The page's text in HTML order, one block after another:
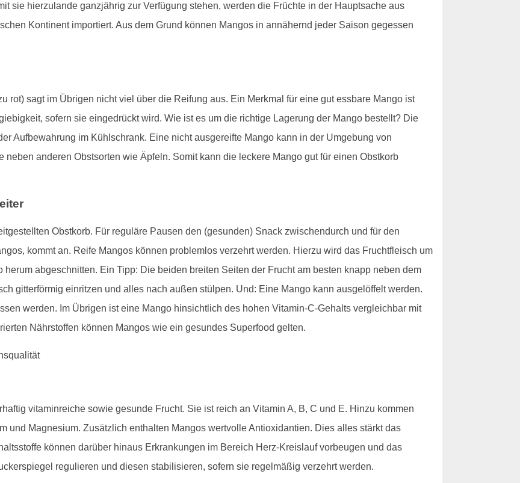
sie hierzulande ganzjährig zur Verfügung stehen, werden die Früchte in der Hauptsache aus
Kontinent importiert. Aus dem Grund können Mangos in annähernd jeder Saison gegessen
rot) sagt im Übrigen nicht viel über die Reifung aus. Ein Merkmal für eine gut essbare Mango ist
sofern sie eingedrückt wird. Wie ist es um die richtige Lagerung der Mango bestellt? Die
Aufbewahrung im Kühlschrank. Eine nicht ausgereifte Mango kann in der Umgebung von
anderen Obstsorten wie Äpfeln. Somit kann die leckere Mango gut für einen Obstkorb
Obstkorb. Für reguläre Pausen den (gesunden) Snack zwischendurch und für den
kommt an. Reife Mangos können problemlos verzehrt werden. Hierzu wird das Fruchtfleisch um
abgeschnitten. Ein Tipp: Die beiden breiten Seiten der Frucht am besten knapp neben dem
gitterförmig einritzen und alles nach außen stülpen. Und: Eine Mango kann ausgelöffelt werden.
werden. Im Übrigen ist eine Mango hinsichtlich des hohen Vitamin-C-Gehalts vergleichbar mit
Nährstoffen können Mangos wie ein gesundes Superfood gelten.
vitaminreiche sowie gesunde Frucht. Sie ist reich an Vitamin A, B, C und E. Hinzu kommen
und Magnesium. Zusätzlich enthalten Mangos wertvolle Antioxidantien. Dies alles stärkt das
können darüber hinaus Erkrankungen im Bereich Herz-Kreislauf vorbeugen und das
regulieren und diesen stabilisieren, sofern sie regelmäßig verzehrt werden.